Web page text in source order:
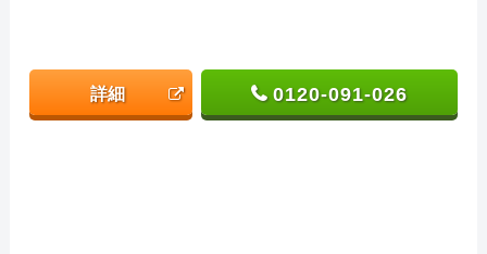
詳細 0120-091-026